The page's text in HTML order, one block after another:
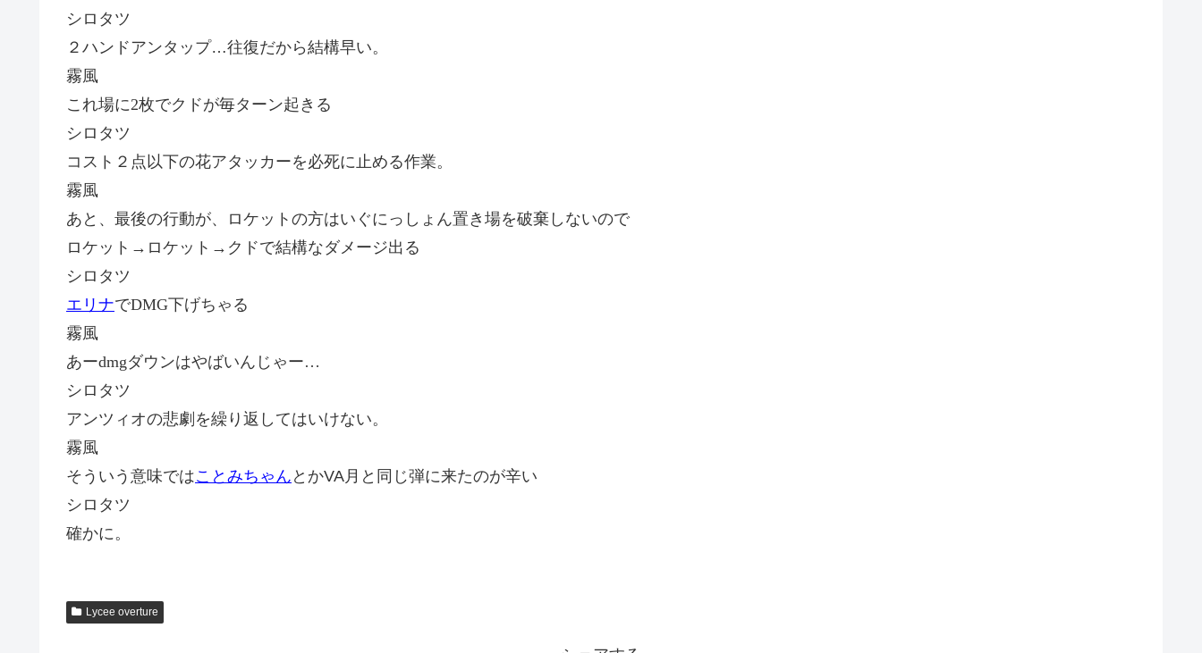
シロタツ
２ハンドアンタップ…往復だから結構早い。
霧風
これ場に2枚でクドが毎ターン起きる
シロタツ
コスト２点以下の花アタッカーを必死に止める作業。
霧風
あと、最後の行動が、ロケットの方はいぐにっしょん置き場を破棄しないので
ロケット→ロケット→クドで結構なダメージ出る
シロタツ
エリナでDMG下げちゃる
霧風
あーdmgダウンはやばいんじゃー…
シロタツ
アンツィオの悲劇を繰り返してはいけない。
霧風
そういう意味ではことみちゃん とかVA月と同じ弾に来たのが辛い
シロタツ
確かに。
Lycee overture